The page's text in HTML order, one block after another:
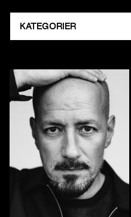
KATEGORIER